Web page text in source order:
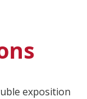
exposition